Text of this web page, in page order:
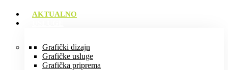
AKTUALNO
Grafički dizajn
Grafičke usluge
Grafička priprema